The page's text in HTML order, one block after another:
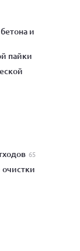
пайки
65